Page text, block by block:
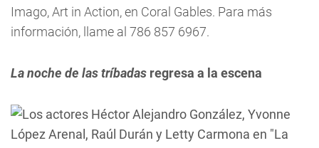
Imago, Art in Action, en Coral Gables. Para más
información, llame al 786 857 6967.
La noche de las tríbadas regresa a la escena